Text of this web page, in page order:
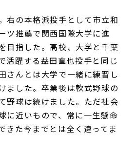
右の本格派投手として市立和
ツ推薦で関西国際大学に進
目指した。高校、大学と千葉
活躍する益田直也投手と同じ
さんとは大学で一緒に練習し
ました。卒業後は軟式野球の
野球は続けました。ただ社会
に近いもので、常に一生懸命
きた今までとは全く違ってま